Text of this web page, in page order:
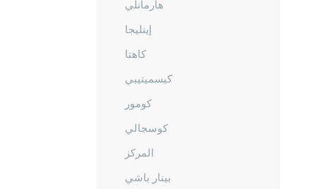
هارمانلي
إينليجا
كاهتا
كيسميتيبي
كومور
كوسجالي
المركز
بينار باشي